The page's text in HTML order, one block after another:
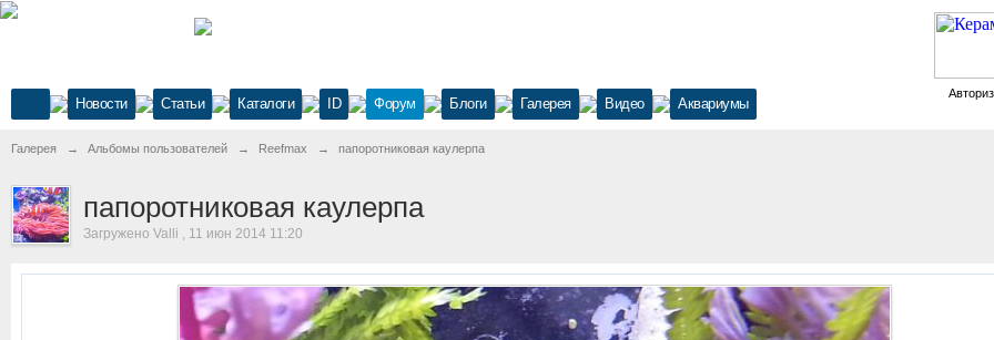
Новости Статьи Каталоги ID Форум Блоги Галерея Видео Аквариумы
Галерея → Альбомы пользователей → Reefmax → папоротниковая каулерпа
папоротниковая каулерпа
Загружено Valli , 11 июн 2014 11:20